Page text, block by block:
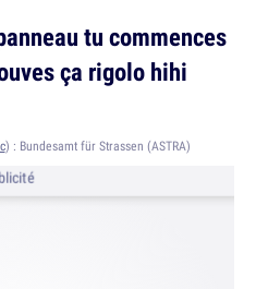
tu commences
ça rigolo hihi
) : Bundesamt für Strassen (ASTRA)